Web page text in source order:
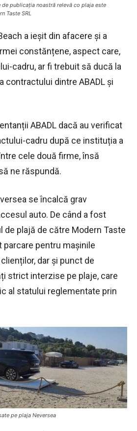
publicația noastră relevă co plaja este
Taste SRL
a ieșit din afacere și a
constănțene, aspect care,
cadru, ar fi trebuit să ducă la
contractului dintre ABADL și
ABADL dacă au verificat
cadru după ce instituția a
cele două firme, însă
ne răspundă.
se încalcă grav
auto. De când a fost
de plajă de către Modern Taste
parcare pentru mașinile
dar și punct de
strict interzise pe plaje, care
al statului reglementate prin
pe plaja Neversea